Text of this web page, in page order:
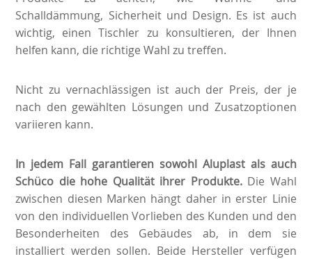
Schalldämmung, Sicherheit und Design. Es ist auch
wichtig, einen Tischler zu konsultieren, der Ihnen
helfen kann, die richtige Wahl zu treffen.
Nicht zu vernachlässigen ist auch der Preis, der je
nach den gewählten Lösungen und Zusatzoptionen
variieren kann.
In jedem Fall garantieren sowohl Aluplast als auch
Schüco die hohe Qualität ihrer Produkte. Die Wahl
zwischen diesen Marken hängt daher in erster Linie
von den individuellen Vorlieben des Kunden und den
Besonderheiten des Gebäudes ab, in dem sie
installiert werden sollen. Beide Hersteller verfügen